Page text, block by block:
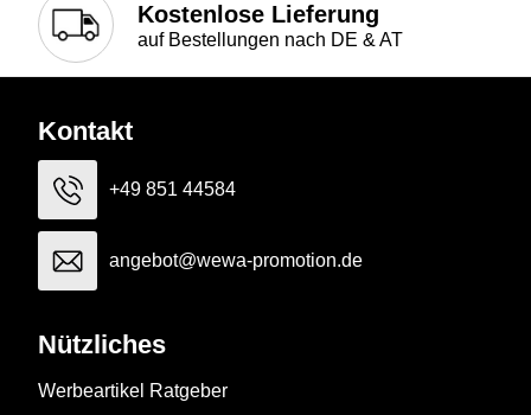
Kostenlose Lieferung
auf Bestellungen nach DE & AT
Kontakt
+49 851 44584
angebot@wewa-promotion.de
Nützliches
Werbeartikel Ratgeber